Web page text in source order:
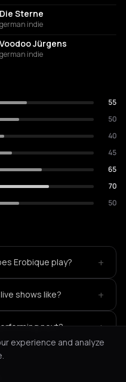
Die Sterne
german indie
Voodoo Jürgens
german indie
55
50
40
45
65
70
50
Erobique play? +
shows like? +
next? +
experience and analyze